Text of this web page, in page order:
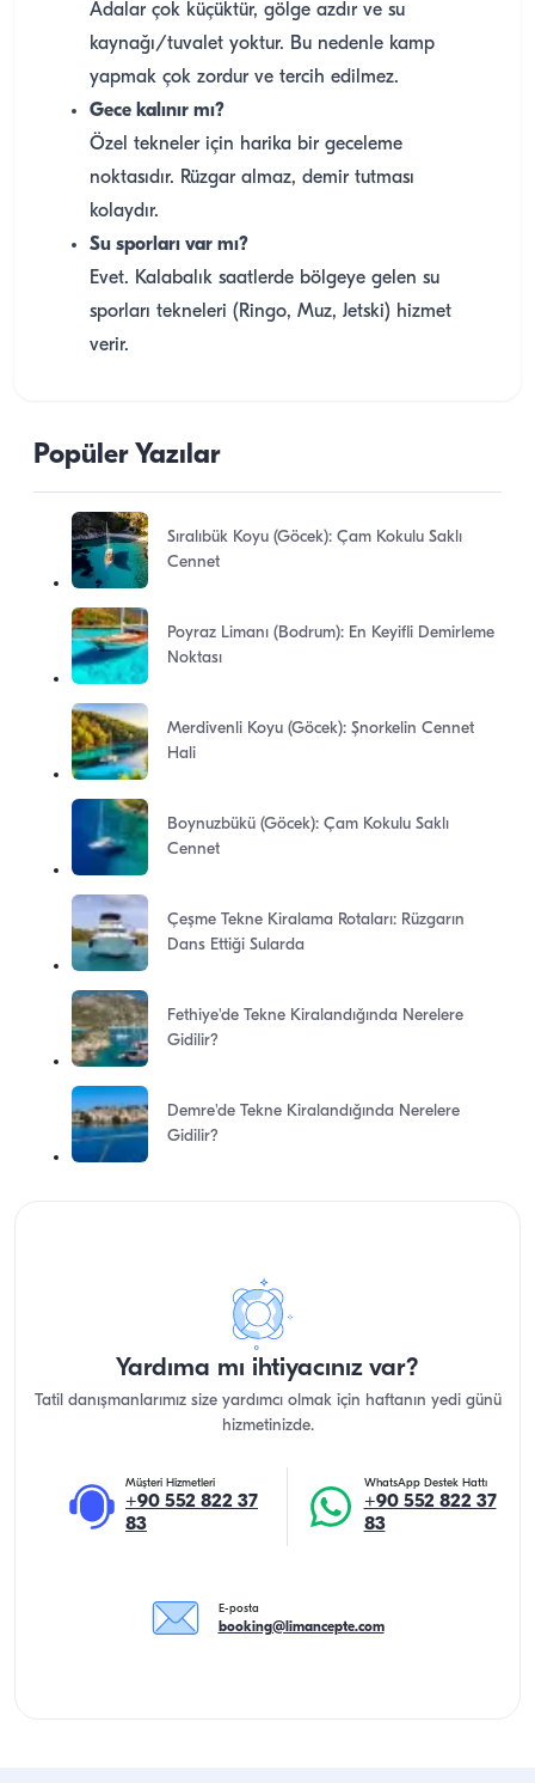
Adalar çok küçüktür, gölge azdır ve su
kaynağı/tuvalet yoktur. Bu nedenle kamp
yapmak çok zordur ve tercih edilmez.
Gece kalınır mı?
Özel tekneler için harika bir geceleme
noktasıdır. Rüzgar almaz, demir tutması
kolaydır.
Su sporları var mı?
Evet. Kalabalık saatlerde bölgeye gelen su
sporları tekneleri (Ringo, Muz, Jetski) hizmet
verir.
Popüler Yazılar
Sıralıbük Koyu (Göcek): Çam Kokulu Saklı
Cennet
Poyraz Limanı (Bodrum): En Keyifli Demirleme
Noktası
Merdivenli Koyu (Göcek): Şnorkelin Cennet
Hali
Boynuzbükü (Göcek): Çam Kokulu Saklı
Cennet
Çeşme Tekne Kiralama Rotaları: Rüzgarın
Dans Ettiği Sularda
Fethiye'de Tekne Kiralandığında Nerelere
Gidilir?
Demre'de Tekne Kiralandığında Nerelere
Gidilir?
Yardıma mı ihtiyacınız var?
Tatil danışmanlarımız size yardımcı olmak için haftanın yedi günü
hizmetinizde.
Müşteri Hizmetleri
+90 552 822 37
83
WhatsApp Destek Hattı
+90 552 822 37
83
E-posta
booking@limancepte.com